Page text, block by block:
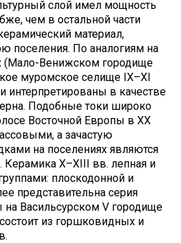
слой имел мощность
чем в остальной части
материал,
поселения. По аналогиям на
(Мало-Венижском городище
муромское селище IX–XI
интерпретированы в качестве
Подобные токи широко
Восточной Европы в ХХ
а зачастую
на поселениях являются
X–XIII вв. лепная и
плоскодонной и
представительна серия
Васильсурском V городище
из горшковидных и